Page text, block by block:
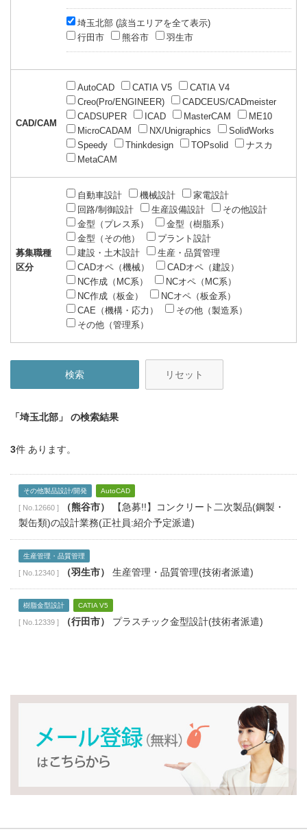
埼玉北部 (該当エリアを全て表示)
行田市
熊谷市 羽生市
CAD/CAM
AutoCAD CATIA V5
CATIA V4
Creo(Pro/ENGINEER)
CADCEUS/CADmeister
CADSUPER
ICAD MasterCAM
ME10
MicroCADAM
NX/Unigraphics
SolidWorks
Speedy
Thinkdesign TOPsolid
ナスカ
MetaCAM
募集職種
区分
自動車設計 機械設計
家電設計
回路/制御設計
生産設備設計
その他設計
金型（プレス系）
金型（樹脂系）
金型（その他）
プラント設計
建設・土木設計
生産・品質管理
CADオペ（機械）
CADオペ（建設）
NC作成（MC系）
NCオペ（MC系）
NC作成（板金）
NCオペ（板金系）
CAE（機構・応力）
その他（製造系）
その他（管理系）
リセット
「埼玉北部」 の検索結果
3件 あります。
その他製品設計/開発 AutoCAD
[ No.12660 ] （熊谷市）
【急募!!】コンクリート二次製品(鋼製・
製缶類)の設計業務(正社員:紹介予定派遣)
生産管理・品質管理
[ No.12340 ] （羽生市） 生産管理・品質管理(技術者派遣)
樹脂金型設計 CATIA V5
[ No.12339 ] （行田市） プラスチック金型設計(技術者派遣)